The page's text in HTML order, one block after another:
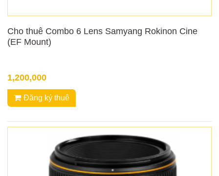
Cho thuê Combo 6 Lens Samyang Rokinon Cine
(EF Mount)
1,200,000
Đăng ký thuê